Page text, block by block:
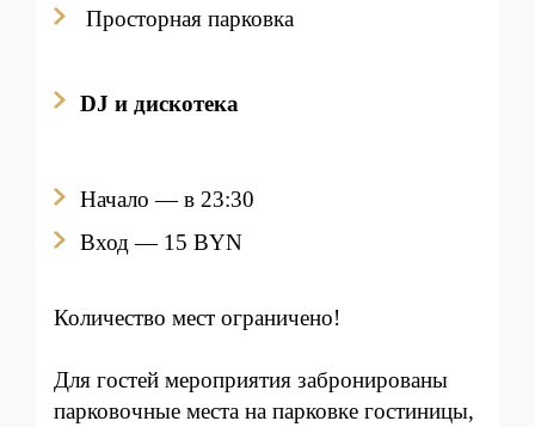
Просторная парковка
DJ и дискотека
Начало — в 23:30
Вход — 15 BYN
Количество мест ограничено!
Для гостей мероприятия забронированы
парковочные места на парковке гостиницы,